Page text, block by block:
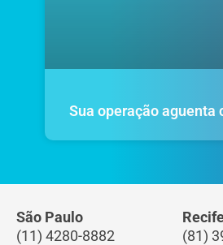
Sua operação aguenta
São Paulo
(11) 4280-8882
(81)